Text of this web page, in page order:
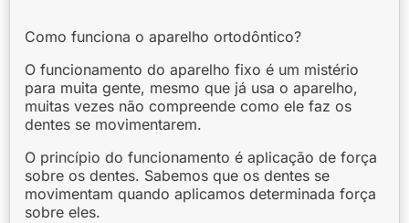
Como funciona o aparelho ortodôntico?
O funcionamento do aparelho fixo é um mistério
para muita gente, mesmo que já usa o aparelho,
muitas vezes não compreende como ele faz os
dentes se movimentarem.
O princípio do funcionamento é aplicação de força
sobre os dentes. Sabemos que os dentes se
movimentam quando aplicamos determinada força
sobre eles.